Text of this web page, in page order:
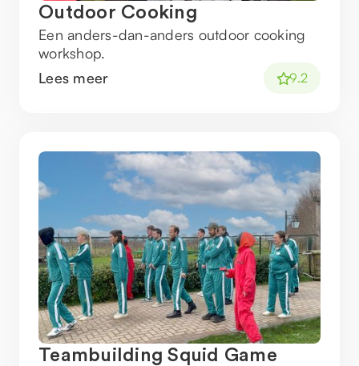
Outdoor Cooking
Een anders-dan-anders outdoor cooking
workshop.
Lees meer
9.2
Teambuilding Squid Game